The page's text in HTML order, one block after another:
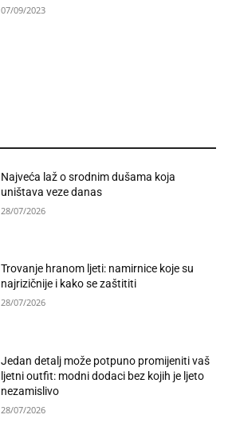
07/09/2023
Najveća laž o srodnim dušama koja
uništava veze danas
28/07/2026
Trovanje hranom ljeti: namirnice koje su
najrizičnije i kako se zaštititi
28/07/2026
Jedan detalj može potpuno promijeniti vaš
ljetni outfit: modni dodaci bez kojih je ljeto
nezamislivo
28/07/2026